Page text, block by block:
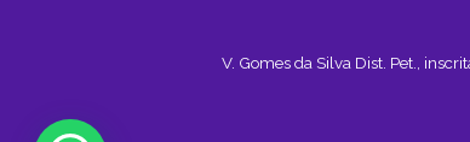
V. Gomes da Silva Dist. Pet.,